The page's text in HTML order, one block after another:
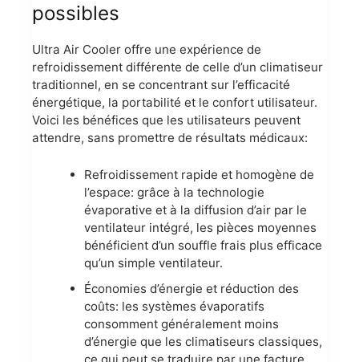
possibles
Ultra Air Cooler offre une expérience de
refroidissement différente de celle d’un climatiseur
traditionnel, en se concentrant sur l’efficacité
énergétique, la portabilité et le confort utilisateur.
Voici les bénéfices que les utilisateurs peuvent
attendre, sans promettre de résultats médicaux:
Refroidissement rapide et homogène de
l’espace: grâce à la technologie
évaporative et à la diffusion d’air par le
ventilateur intégré, les pièces moyennes
bénéficient d’un souffle frais plus efficace
qu’un simple ventilateur.
Économies d’énergie et réduction des
coûts: les systèmes évaporatifs
consomment généralement moins
d’énergie que les climatiseurs classiques,
ce qui peut se traduire par une facture